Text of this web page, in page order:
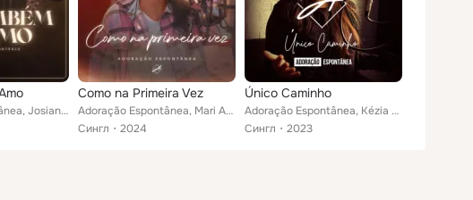
Adoração Espontânea, Josiane Gonçalves, Kézia Gomes
Como na Primeira Vez
Adoração Espontânea, Mari Andrade, Kézia Gomes
Сингл
2024
Único Caminho
Adoração Espontânea, Kézia Gomes
Сингл
2023